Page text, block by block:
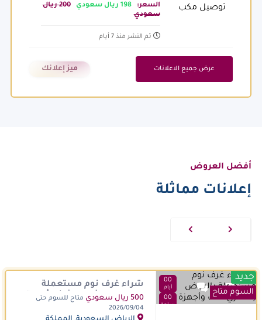
السعر: 198 ريال سعودي
200 ريال
سعودي
تم النشر منذ 7 أيام
عرض جميع الاعلانات ميز إعلانك
أفضل العروض
إعلانات مماثلة
جديد
السوم متاح
00
ساعة
00
أيام 7
0
شراء غرف نوم مستعملة
بالرياض (نشتري اثاث وأجهزة )
500 ريال سعودي
متاح للسوم حتى
2026/09/04